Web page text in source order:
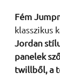
Fém
klasszikus
Jordan
panelek
twillből, a